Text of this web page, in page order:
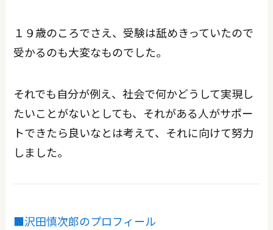
１９歳のころでさえ、受験は舐めきっていたので
受かるのも大変なものでした。
それでも自分が例え、社会で何かどうして実現し
たいことがないとしても、それがある人がサポー
トできたら良いなとは考えて、それに向けて努力
しました。
■沢田慎次郎のプロフィール